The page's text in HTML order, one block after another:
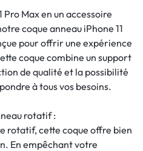
Max en un accessoire
coque anneau iPhone 11
pour offrir une expérience
coque combine un support
de qualité et la possibilité
à tous vos besoins.
rotatif :
rotatif, cette coque offre bien
En empêchant votre